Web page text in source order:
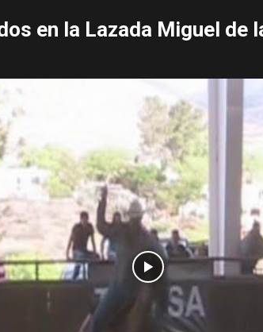
en la Lazada Miguel de